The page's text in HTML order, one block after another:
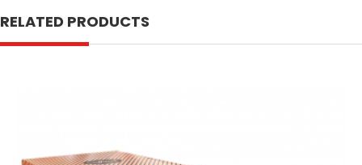
RELATED PRODUCTS